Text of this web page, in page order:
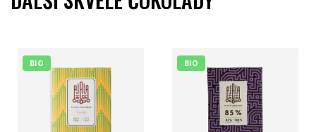
BIO BIO